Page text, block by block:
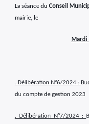
La séance du Conseil
mairie, le
Mardi
. Délibération N°6/2024 :
du compte de gestion 2023
. Délibération N°7/2024 :